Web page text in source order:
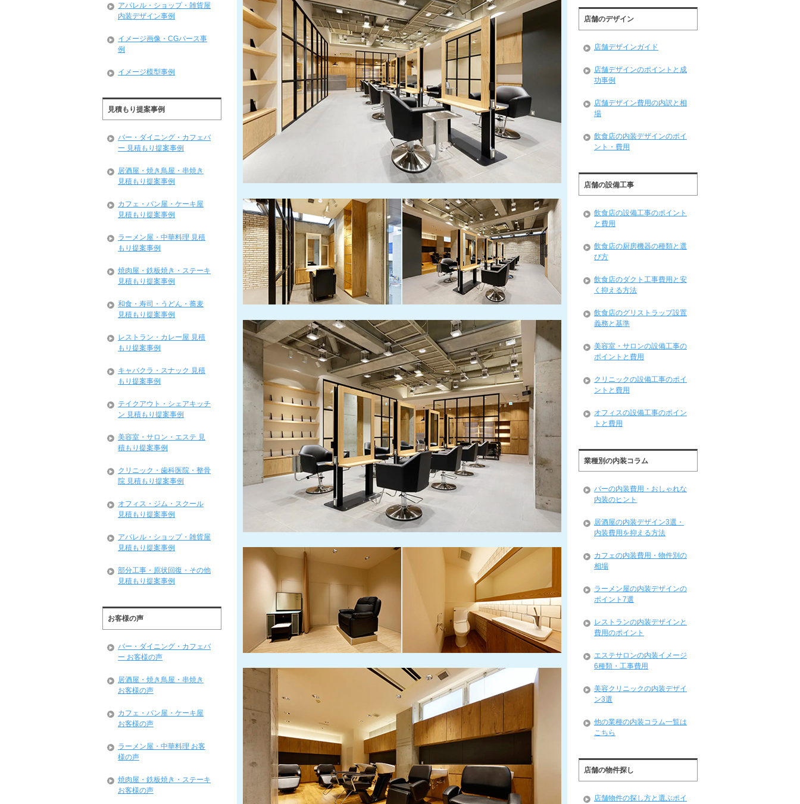
アパレル・ショップ・雑貨屋
内装デザイン事例
イメージ画像・CGパース事
例
イメージ模型事例
見積もり提案事例
バー・ダイニング・カフェバ
ー 見積もり提案事例
居酒屋・焼き鳥屋・串焼き
見積もり提案事例
カフェ・パン屋・ケーキ屋
見積もり提案事例
ラーメン屋・中華料理 見積
もり提案事例
焼肉屋・鉄板焼き・ステーキ
見積もり提案事例
和食・寿司・うどん・蕎麦
見積もり提案事例
レストラン・カレー屋 見積
もり提案事例
キャバクラ・スナック 見積
もり提案事例
テイクアウト・シェアキッチ
ン 見積もり提案事例
美容室・サロン・エステ 見
積もり提案事例
クリニック・歯科医院・整骨
院 見積もり提案事例
オフィス・ジム・スクール
見積もり提案事例
アパレル・ショップ・雑貨屋
見積もり提案事例
部分工事・原状回復・その他
見積もり提案事例
お客様の声
バー・ダイニング・カフェバ
ー お客様の声
居酒屋・焼き鳥屋・串焼き
お客様の声
カフェ・パン屋・ケーキ屋
お客様の声
ラーメン屋・中華料理 お客
様の声
焼肉屋・鉄板焼き・ステーキ
お客様の声
店舗のデザイン
店舗デザインガイド
店舗デザインのポイントと成
功事例
店舗デザイン費用の内訳と相
場
飲食店の内装デザインのポイ
ント・費用
店舗の設備工事
飲食店の設備工事のポイント
と費用
飲食店の厨房機器の種類と選
び方
飲食店のダクト工事費用と安
く抑える方法
飲食店のグリストラップ設置
義務と基準
美容室・サロンの設備工事の
ポイントと費用
クリニックの設備工事のポイ
ントと費用
オフィスの設備工事のポイン
トと費用
業種別の内装コラム
バーの内装費用・おしゃれな
内装のヒント
居酒屋の内装デザイン3選・
内装費用を抑える方法
カフェの内装費用・物件別の
相場
ラーメン屋の内装デザインの
ポイント7選
レストランの内装デザインと
費用のポイント
エステサロンの内装イメージ
6種類・工事費用
美容クリニックの内装デザイ
ン3選
他の業種の内装コラム一覧は
こちら
店舗の物件探し
店舗物件の探し方と選ぶポイ